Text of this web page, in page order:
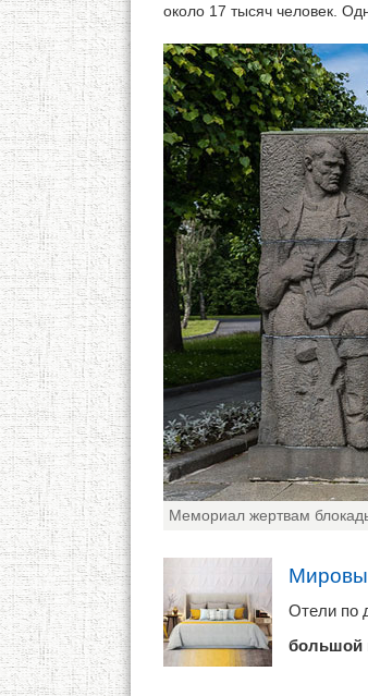
около 17 тысяч человек.
Мемориал жертвам
Отели по
большой